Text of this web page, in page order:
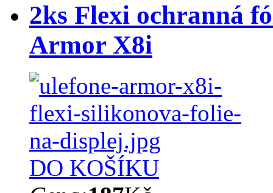
2ks Flexi ochranná
Armor X8i
DO KOŠÍKU